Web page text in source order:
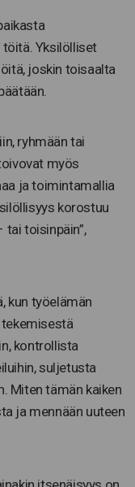
Yksilölliset
joskin toisaalta
ryhmään tai
myös
ja toimintamallia
korostuu
tai toisinpäin”,
kun työelämän
kontrollista
suljetusta
Miten tämän kaiken
ja mennään uuteen